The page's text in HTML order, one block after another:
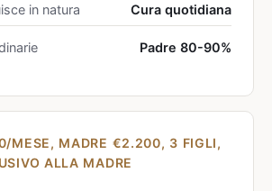
in natura Cura quotidiana
Padre 80-90%
MESE, MADRE €2.200, 3 FIGLI,
ALLA MADRE